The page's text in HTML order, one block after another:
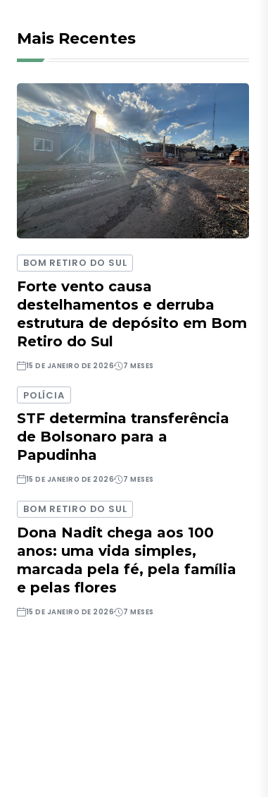
Mais Recentes
BOM RETIRO DO SUL
Forte vento causa
destelhamentos e derruba
estrutura de depósito em Bom
Retiro do Sul
15 DE JANEIRO DE 2026 7 MESES
POLÍCIA
STF determina transferência
de Bolsonaro para a
Papudinha
15 DE JANEIRO DE 2026 7 MESES
BOM RETIRO DO SUL
Dona Nadit chega aos 100
anos: uma vida simples,
marcada pela fé, pela família
e pelas flores
15 DE JANEIRO DE 2026 7 MESES